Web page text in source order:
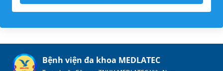
Bệnh viện đa khoa MEDLATEC